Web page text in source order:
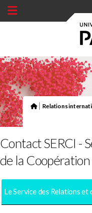
Relations
Contact SERCI -
de la
Le Service des Relations
Panneau de gestion des